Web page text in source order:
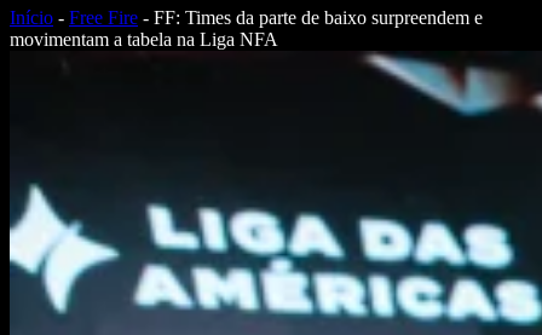
Início - Free Fire - FF: Times da parte de baixo surpreendem e
movimentam a tabela na Liga NFA